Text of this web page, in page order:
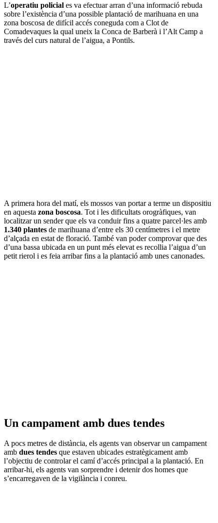
L’operatiu policial es va efectuar arran d’una informació rebuda
sobre l’existència d’una possible plantació de marihuana en una
zona boscosa de difícil accés coneguda com a Clot de
Comadevaques la qual uneix la Conca de Barberà i l’Alt Camp a
través del curs natural de l’aigua, a Pontils.
A primera hora del matí, els mossos van portar a terme un dispositiu
en aquesta zona boscosa. Tot i les dificultats orogràfiques, van
localitzar un sender que els va conduir fins a quatre parcel·les amb
1.340 plantes de marihuana d’entre els 30 centímetres i el metre
d’alçada en estat de floració. També van poder comprovar que des
d’una bassa ubicada en un punt més elevat es recollia l’aigua d’un
petit rierol i es feia arribar fins a la plantació amb unes canonades.
Un campament amb dues tendes
A pocs metres de distància, els agents van observar un campament
amb dues tendes que estaven ubicades estratègicament amb
l’objectiu de controlar el camí d’accés principal a la plantació. En
arribar-hi, els agents van sorprendre i detenir dos homes que
s’encarregaven de la vigilància i conreu.